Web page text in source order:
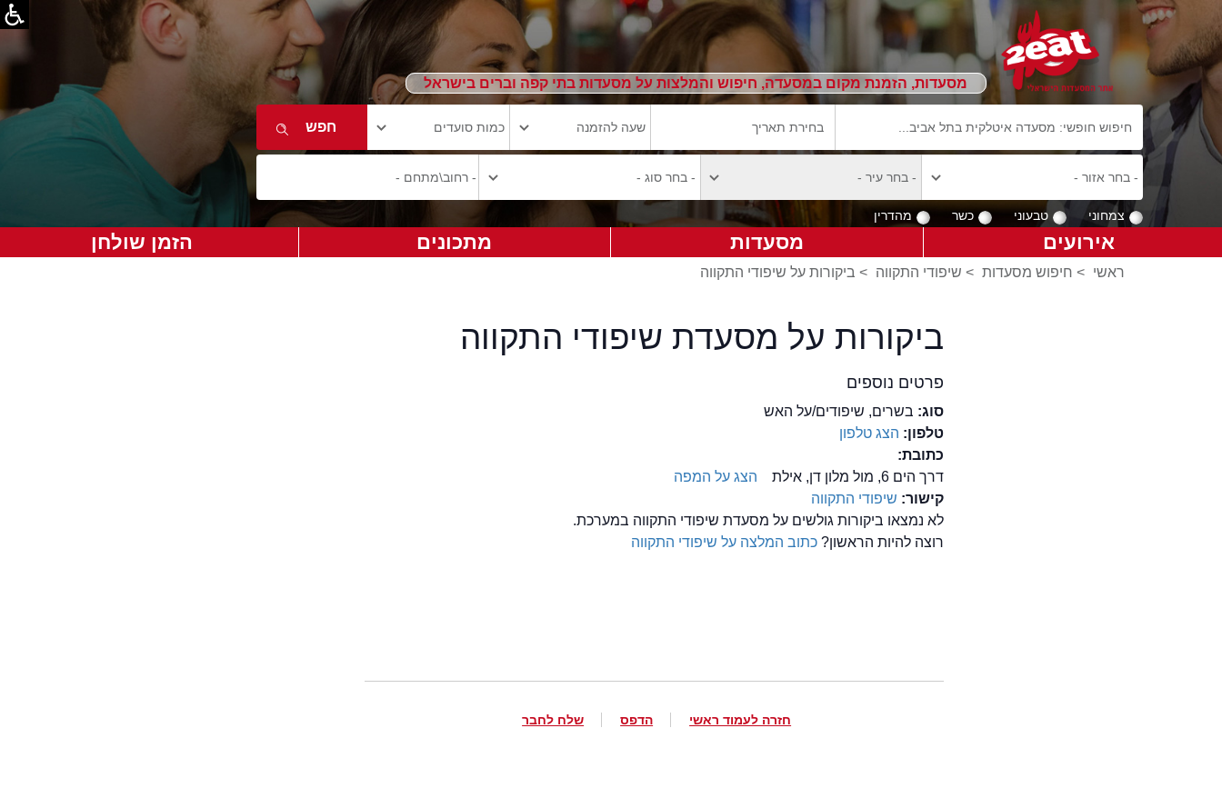
מסעדות, הזמנת מקום במסעדה, חיפוש והמלצות על מסעדות בתי קפה וברים בישראל
צמחוני טבעוני כשר מהדרין
אירועים מסעדות מתכונים הזמן שולחן
ראשי > חיפוש מסעדות > שיפודי התקווה > ביקורות על שיפודי התקווה
ביקורות על מסעדת שיפודי התקווה
פרטים נוספים
סוג: בשרים, שיפודים/על האש
טלפון: הצג טלפון
כתובת:
דרך הים 6, מול מלון דן, אילת
הצג על המפה
קישור: שיפודי התקווה
לא נמצאו ביקורות גולשים על מסעדת שיפודי התקווה במערכת.
רוצה להיות הראשון?כתוב המלצה על שיפודי התקווה
חזרה לעמוד ראשי הדפס שלח לחבר